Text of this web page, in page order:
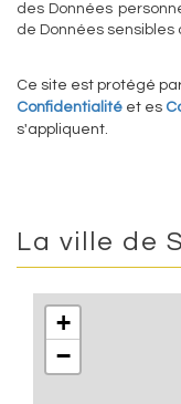
des Données
de Données sensibles
Ce site est protégé
Confidentialité et es
s'appliquent.
La ville de
+
−